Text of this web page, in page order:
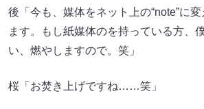
後「今も、媒体をネット上の“note”に
ます。もし紙媒体のを持っている方、
い、燃やしますので。笑」
桜「お焚き上げですね……笑」